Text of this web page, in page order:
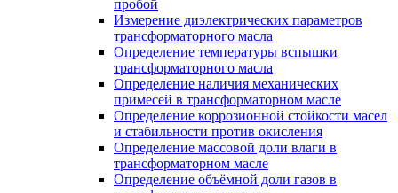
пробой
Измерение диэлектрических параметров
трансформаторного масла
Определение температуры вспышки
трансформаторного масла
Определение наличия механических
примесей в трансформаторном масле
Определение коррозионной стойкости масел
и стабильности против окисления
Определение массовой доли влаги в
трансформаторном масле
Определение объёмной доли газов в